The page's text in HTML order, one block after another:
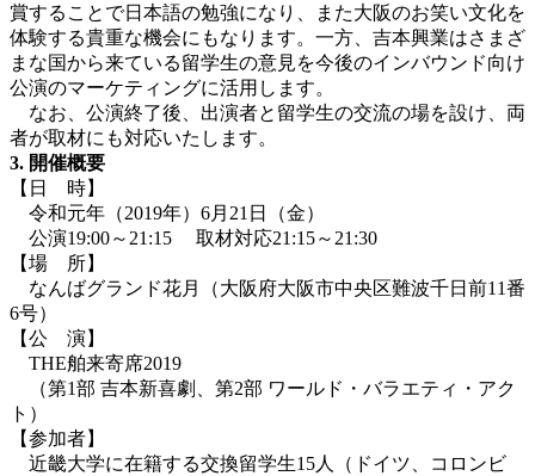
賞することで日本語の勉強になり、また大阪のお笑い文化を
体験する貴重な機会にもなります。一方、吉本興業はさまざ
まな国から来ている留学生の意見を今後のインバウンド向け
公演のマーケティングに活用します。
なお、公演終了後、出演者と留学生の交流の場を設け、両
者が取材にも対応いたします。
3. 開催概要
【日 時】
令和元年（2019年）6月21日（金）
公演19:00～21:15 取材対応21:15～21:30
【場 所】
なんばグランド花月（大阪府大阪市中央区難波千日前11番
6号）
【公 演】
THE舶来寄席2019
（第1部 吉本新喜劇、第2部 ワールド・バラエティ・アク
ト）
【参加者】
近畿大学に在籍する交換留学生15人（ドイツ、コロンビ